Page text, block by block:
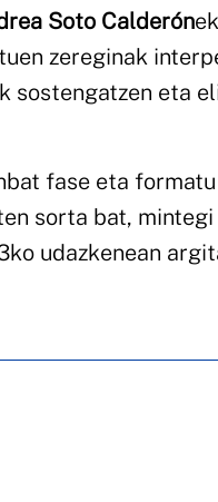
Soto Calderón
zereginak
sostengatzen eta
fase eta
sorta bat, mintegi
udazkenean